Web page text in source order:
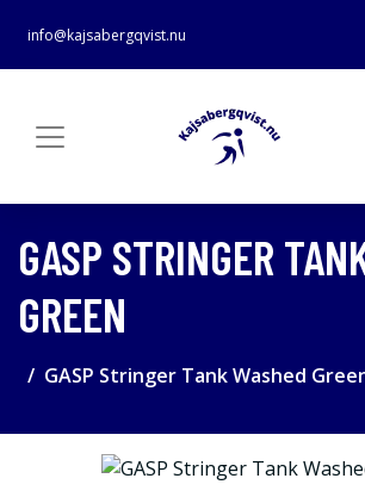
info@kajsabergqvist.nu
GASP STRINGER
GREEN
GASP Stringer Tank Washed